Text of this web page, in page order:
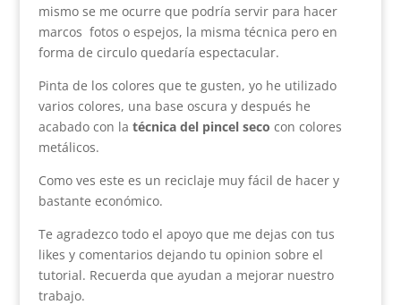
mismo se me ocurre que podría servir para hacer
marcos fotos o espejos, la misma técnica pero en
forma de circulo quedaría espectacular.
Pinta de los colores que te gusten, yo he utilizado
varios colores, una base oscura y después he
acabado con la técnica del pincel seco con colores
metálicos.
Como ves este es un reciclaje muy fácil de hacer y
bastante económico.
Te agradezco todo el apoyo que me dejas con tus
likes y comentarios dejando tu opinion sobre el
tutorial. Recuerda que ayudan a mejorar nuestro
trabajo.